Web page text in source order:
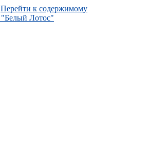
Перейти к содержимому